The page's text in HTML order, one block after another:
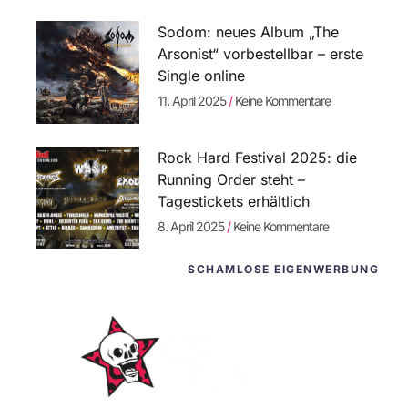
Sodom: neues Album „The
Arsonist“ vorbestellbar – erste
Single online
11. April 2025 Keine Kommentare
Rock Hard Festival 2025: die
Running Order steht –
Tagestickets erhältlich
8. April 2025 Keine Kommentare
SCHAMLOSE EIGENWERBUNG